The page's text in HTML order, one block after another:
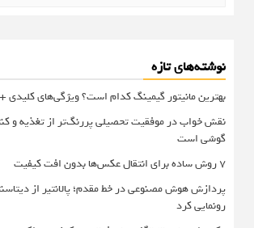
نوشته‌های تازه
بهترین مانیتور گیمینگ کدام است؟ ویژگی‌های کلیدی + 10 مدل برتر
نقش خواب در موفقیت تحصیلی پررنگ‌تر از تغذیه و
گوشی است
۷ روش ساده برای انتقال عکس‌ها بدون افت کیفیت
پردازش هوش مصنوعی در خط مقدم؛ پالانتیر از
رونمایی کرد